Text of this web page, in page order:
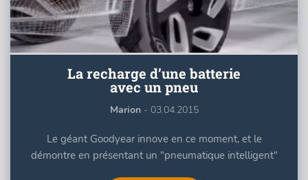
La recharge d’une batterie
avec un pneu
Marion - 03.04.2015
Le géant Goodyear innove en ce moment, et le
démontre en présentant un "pneumatique intelligent"